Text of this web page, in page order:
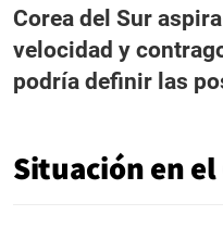
Corea del Sur
velocidad y
podría definir las
Situación en el